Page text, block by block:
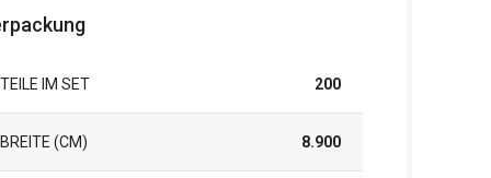
TEILE IM SET 200
BREITE (CM) 8.900